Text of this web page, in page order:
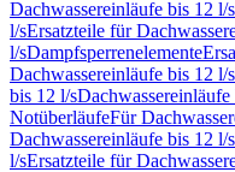
Dachwassereinläufe bis 12 l/s
l/sErsatzteile für
l/sDampfsperrenelemente
Dachwassereinläufe bis 12 l/s
bis 12 l/s
NotüberläufeFür
Dachwassereinläufe bis 12 l/s
l/sErsatzteile für